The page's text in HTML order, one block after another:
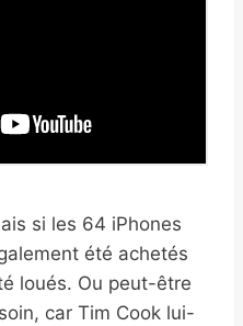
si les 64 iPhones
été achetés
loués. Ou peut-être
car Tim Cook lui-